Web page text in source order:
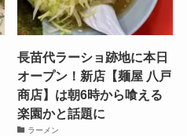
長苗代ラーショ跡地に本日
オープン！新店【麺屋 八戸
商店】は朝6時から喰える
楽園かと話題に
ラーメン